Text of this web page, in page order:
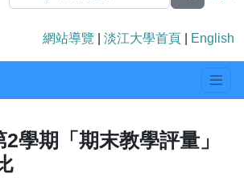
網站導覽 淡江大學首頁 English
學期「期末教學評量」